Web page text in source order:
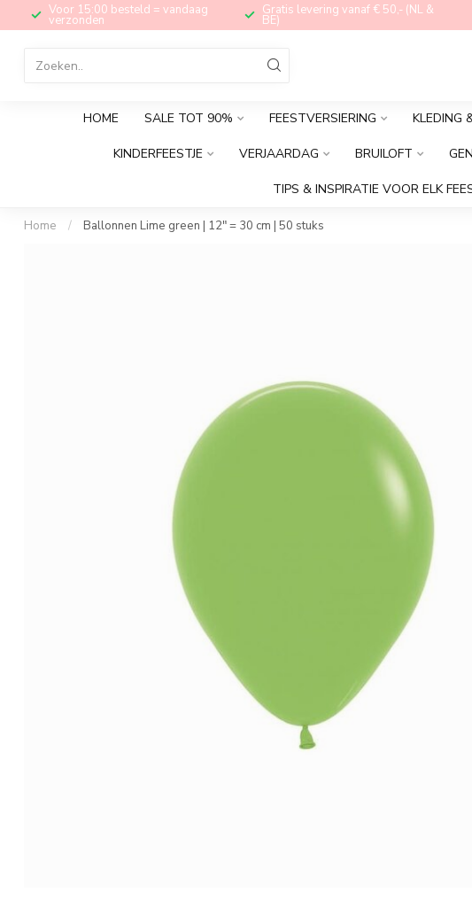
Voor 15:00 besteld = vandaag
verzonden
Gratis levering vanaf € 50,- (NL &
BE)
HOME SALE TOT 90% FEESTVERSIERING KLEDING
KINDERFEESTJE VERJAARDAG BRUILOFT
TIPS & INSPIRATIE VOOR ELK
Home / Ballonnen Lime green | 12" = 30 cm | 50 stuks